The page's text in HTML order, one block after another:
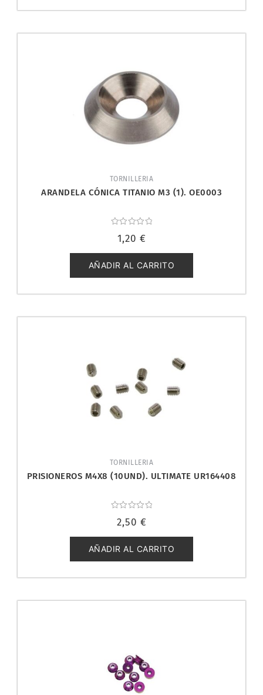
TORNILLERIA
ARANDELA CÓNICA TITANIO M3 (1). OE0003
con
de
5
1,20 €
AÑADIR AL CARRITO
TORNILLERIA
PRISIONEROS M4X8 (10UND). ULTIMATE UR164408
con
de
5
2,50 €
AÑADIR AL CARRITO